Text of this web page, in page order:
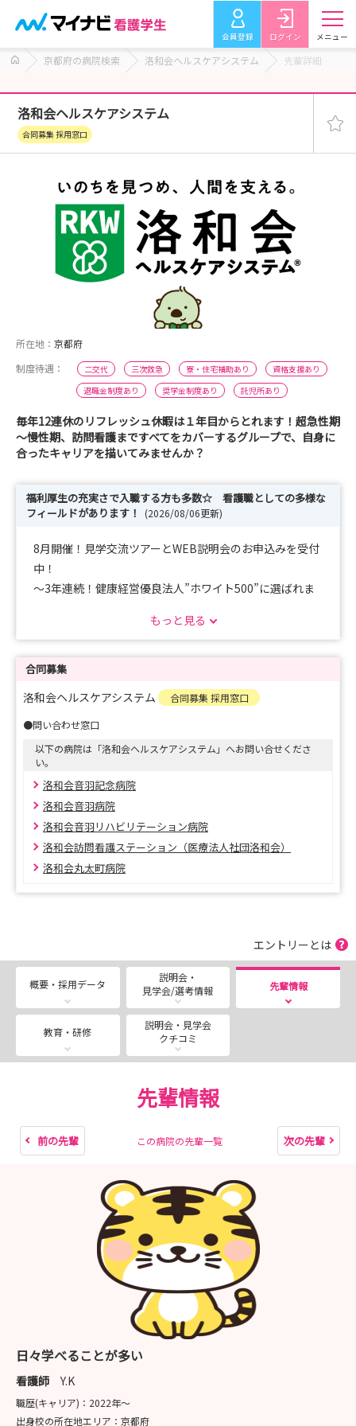
会員登録 ログイン メニュー
京都府の病院検索 洛和会ヘルスケアシステム 先輩詳細
洛和会ヘルスケアシステム
合同募集 採用窓口
所在地： 京都府
制度待遇：
二交代 三次救急 寮・住宅補助あり
資格支援あり
退職金制度あり
奨学金制度あり 託児所あり
毎年12連休のリフレッシュ休暇は１年目からとれます！超急性期
～慢性期、訪問看護まですべてをカバーするグループで、自身に
合ったキャリアを描いてみませんか？
福利厚生の充実さで入職する方も多数☆ 看護職としての多様な
フィールドがあります！
(2026/08/06更新)
8月開催！見学交流ツアーとWEB説明会のお申込みを受付
中！
～3年連続！健康経営優良法人”ホワイト500”に選ばれま
急性期・回復期・慢性期・訪問看護、多様なフィールドで
ひとを大切にする仕事だからこそ、はたらく人を大切にす
る法人です。ぜひお待ちしております♪
もっと見る
合同募集
洛和会ヘルスケアシステム
合同募集 採用窓口
●問い合わせ窓口
以下の病院は「洛和会ヘルスケアシステム」へお問い合せくださ
い。
洛和会音羽記念病院
洛和会音羽病院
洛和会音羽リハビリテーション病院
洛和会訪問看護ステーション（医療法人社団洛和会）
洛和会丸太町病院
エントリーとは
概要・採用データ
説明会・
見学会/選考情報
先輩情報
教育・研修
説明会・見学会
クチコミ
先輩情報
前の先輩 この病院の先輩一覧 次の先輩
日々学べることが多い
看護師 Y.K
職歴(キャリア)： 2022年〜
出身校の所在地エリア： 京都府